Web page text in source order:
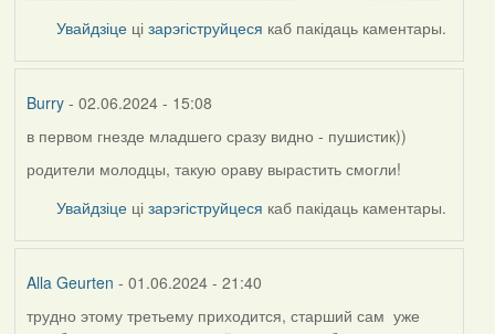
Увайдзіце цізарэгіструйцеся каб пакідаць каментары.
Burry- 02.06.2024 - 15:08
в первом гнезде младшего сразу видно - пушистик))
родители молодцы, такую ораву вырастить смогли!
Увайдзіце цізарэгіструйцеся каб пакідаць каментары.
Alla Geurten - 01.06.2024 - 21:40
трудно этому третьему приходится, старший сам уже